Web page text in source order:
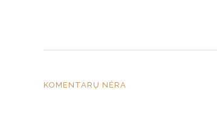
KOMENTARŲ NĖRA